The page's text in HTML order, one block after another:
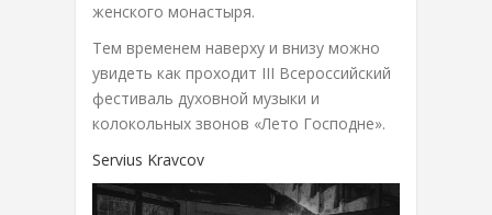
женского монастыря.
Тем временем наверху и внизу можно
увидеть как проходит III Всероссийский
фестиваль духовной музыки и
колокольных звонов «Лето Господне».
Servius Kravcov